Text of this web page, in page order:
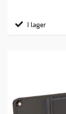
I lager